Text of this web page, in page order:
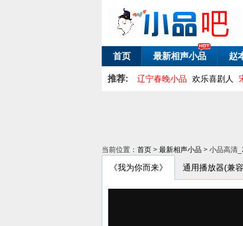
首页 最新相声小品 赵
推荐: 辽宁春晚小品 欢乐喜剧人
当前位置： 首页 > 最新相声小品 > 小品高清
《我为你而来》 通用播放器(兼